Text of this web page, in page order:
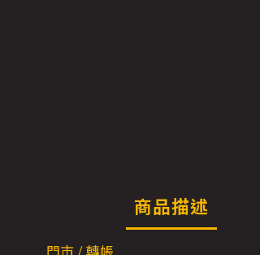
商品描述
門市 / 轉帳